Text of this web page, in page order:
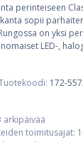
perinteiseen
sopii
on yksi
LED-,
172-
arkipäivää
toimitusajat: